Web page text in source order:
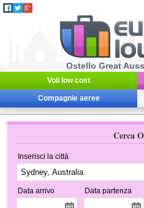
Ostello Great
Voli low cost
Compagnie aeree
Cerca
Inserisci la città
Data arrivo Data partenza